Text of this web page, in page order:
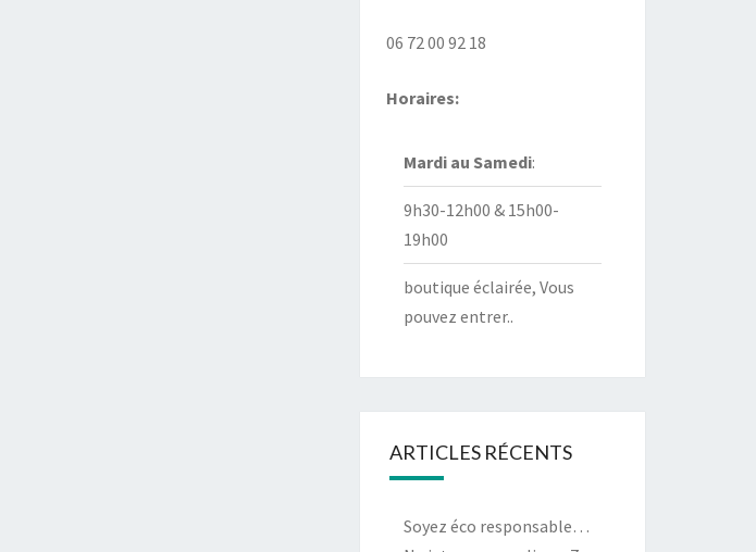
06 72 00 92 18
Horaires:
Mardi au Samedi:
9h30-12h00 & 15h00-
19h00
boutique éclairée, Vous
pouvez entrer..
ARTICLES RÉCENTS
Soyez éco responsable…